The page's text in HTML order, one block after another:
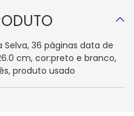
Selva, 36 páginas data de
cm, cor:preto e branco,
produto usado